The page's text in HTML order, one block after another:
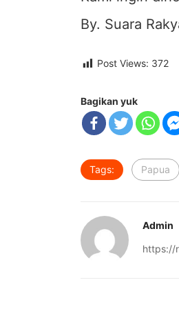
By. Suara
Post Views: 372
Bagikan yuk
Tags: Papua
Admin
https://